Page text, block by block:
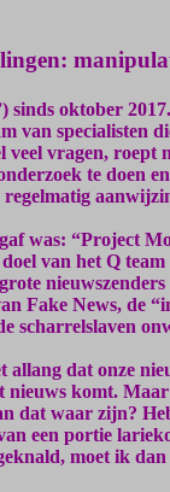
sinds oktober
van specialisten
veel vragen,
te doen
was: “Project
van het Q
Fake News, de
scharrelslaven
allang dat onze
nieuws komt.
dat waar zijn?
een portie
moet ik